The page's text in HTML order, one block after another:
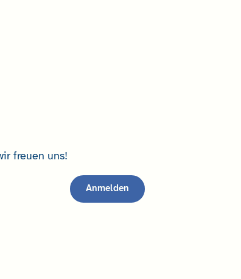
freuen uns!
Anmelden